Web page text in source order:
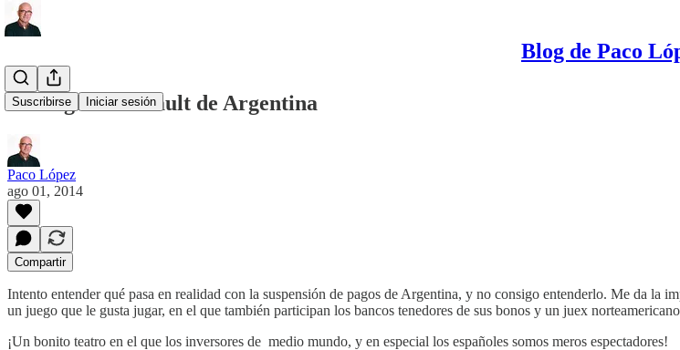
Blog de Paco
Suscribirse Iniciar sesión
El tango del default de Argentina
Paco López
ago 01, 2014
Compartir
Intento entender qué pasa en realidad con la suspensión de pagos de Argentina, y no consigo entenderlo. Me da la
un juego que le gusta jugar, en el que también participan los bancos tenedores de sus bonos y un juex
¡Un bonito teatro en el que los inversores de medio mundo, y en especial los españoles somos meros espectadores!